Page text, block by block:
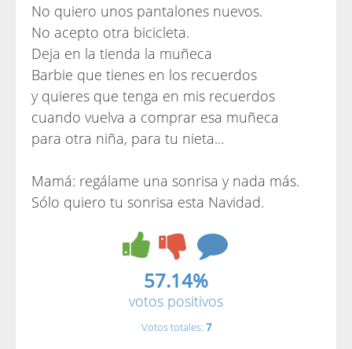
No quiero unos pantalones nuevos.
No acepto otra bicicleta.
Deja en la tienda la muñeca
Barbie que tienes en los recuerdos
y quieres que tenga en mis recuerdos
cuando vuelva a comprar esa muñeca
para otra niña, para tu nieta...
Mamá: regálame una sonrisa y nada más.
Sólo quiero tu sonrisa esta Navidad.
57.14%
votos positivos
Votos totales: 7